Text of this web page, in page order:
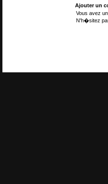
Ajouter un
Vous avez
N'h�sitez